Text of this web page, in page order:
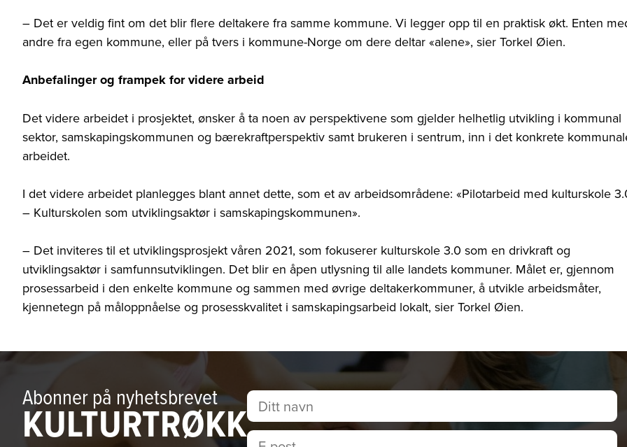
– Det er veldig fint om det blir flere deltakere fra samme kommune. Vi legger opp til en praktisk økt. Enten
andre fra egen kommune, eller på tvers i kommune-Norge om dere deltar «alene», sier Torkel Øien.
Anbefalinger og frampek for videre arbeid
Det videre arbeidet i prosjektet, ønsker å ta noen av perspektivene som gjelder helhetlig utvikling i kommunal
sektor, samskapingskommunen og bærekraftperspektiv samt brukeren i sentrum, inn i det konkrete
arbeidet.
I det videre arbeidet planlegges blant annet dette, som et av arbeidsområdene: «Pilotarbeid med kulturskole
– Kulturskolen som utviklingsaktør i samskapingskommunen».
– Det inviteres til et utviklingsprosjekt våren 2021, som fokuserer kulturskole 3.0 som en drivkraft og
utviklingsaktør i samfunnsutviklingen. Det blir en åpen utlysning til alle landets kommuner. Målet er, gjennom
prosessarbeid i den enkelte kommune og sammen med øvrige deltakerkommuner, å utvikle arbeidsmåter,
kjennetegn på måloppnåelse og prosesskvalitet i samskapingsarbeid lokalt, sier Torkel Øien.
Abonner på nyhetsbrevet
KULTURTRØKK